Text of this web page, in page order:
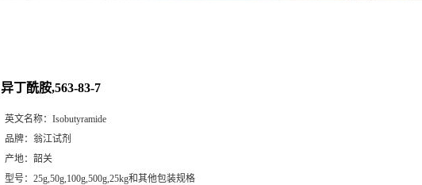
异丁酰胺,563-83-7
英文名称： Isobutyramide
品牌： 翁江试剂
产地： 韶关
型号： 25g,50g,100g,500g,25kg和其他包装规格